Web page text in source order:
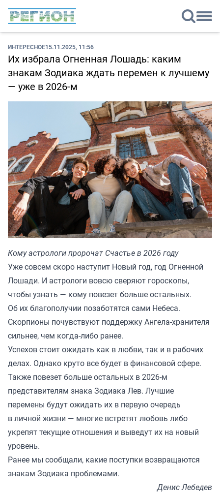
ИНТЕРЕСНОЕ15.11.2025, 11:56
Их избрала Огненная Лошадь: каким
знакам Зодиака ждать перемен к лучшему
— уже в 2026-м
Кому астрологи пророчат Счастье в 2026 году
Уже совсем скоро наступит Новый год, год Огненной
Лошади. И астрологи вовсю сверяют гороскопы,
чтобы узнать — кому повезет больше остальных.
Об их благополучии позаботятся сами Небеса.
Скорпионы почувствуют поддержку Ангела-хранителя
сильнее, чем когда-либо ранее.
Успехов стоит ожидать как в любви, так и в рабочих
делах. Однако круто все будет в финансовой сфере.
Также повезет больше остальных в 2026-м
представителям знака Зодиака Лев. Лучшие
перемены будут ожидать их в первую очередь
в личной жизни — многие встретят любовь либо
укрепят текущие отношения и выведут их на новый
уровень.
Ранее мы сообщали, какие поступки возвращаются
знакам Зодиака проблемами.
Денис Лебедев